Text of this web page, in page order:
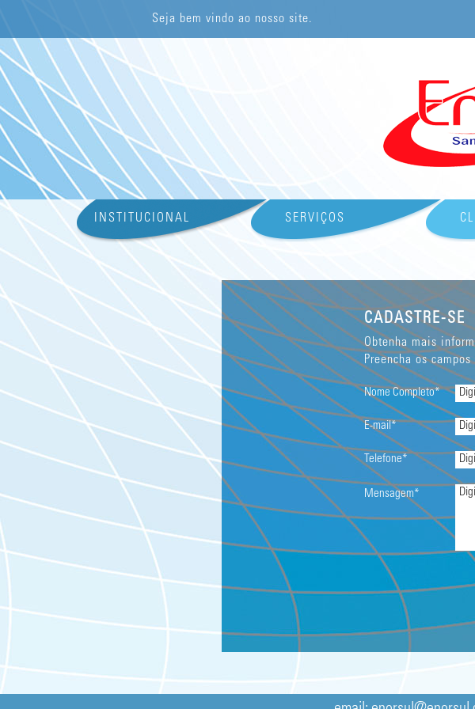
Seja bem vindo ao nosso site.
INSTITUCIONAL SERVIÇOS
CADASTRE-SE
Obtenha mais
Preencha os
Nome Completo*
E-mail*
Telefone*
Mensagem*